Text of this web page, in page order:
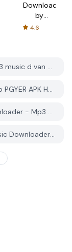
Downloader
by
AFTVnews
4.6
Hoe download ik Music Downloader - Mp3 music d van PGYER APK HUB?
Is de Music Downloader - Mp3 music d op PGYER APK HUB gratis te downloaden?
Heb ik een account nodig om Music Downloader - Mp3 music d van PGYER APK HUB te downloaden?
Hoe kan ik een probleem melden met Music Downloader - Mp3 music d op PGYER APK HUB?